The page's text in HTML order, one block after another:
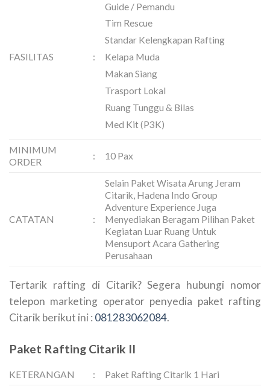
FASILITAS :
Guide / Pemandu
Tim Rescue
Standar Kelengkapan Rafting
Kelapa Muda
Makan Siang
Trasport Lokal
Ruang Tunggu & Bilas
Med Kit (P3K)
MINIMUM
ORDER
: 10 Pax
CATATAN :
Selain Paket Wisata Arung Jeram
Citarik, Hadena Indo Group
Adventure Experience Juga
Menyediakan Beragam Pilihan Paket
Kegiatan Luar Ruang Untuk
Mensuport Acara Gathering
Perusahaan
Tertarik rafting di Citarik? Segera hubungi nomor
telepon marketing operator penyedia paket rafting
Citarik berikut ini : 081283062084.
Paket Rafting Citarik II
KETERANGAN :
Paket Rafting Citarik 1 Hari